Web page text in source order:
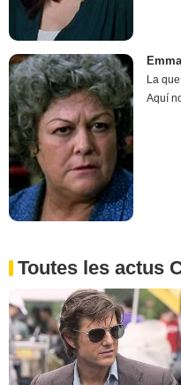
La
Aquí
Toutes les actus